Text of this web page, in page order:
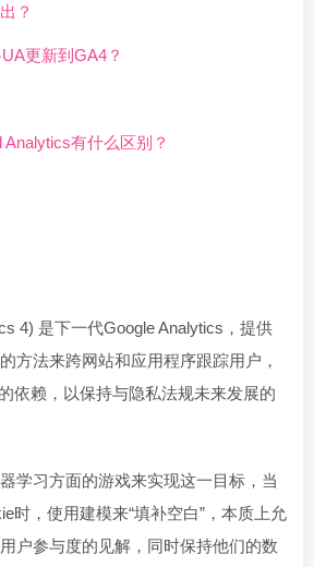
？
更新到GA4？
有什么区别？
4) 是下一代Google Analytics，提供
方法来跨网站和应用程序跟踪用户，
依赖，以保持与隐私法规未来发展的
学习方面的游戏来实现这一目标，当
时，使用建模来“填补空白”，本质上允
户参与度的见解，同时保持他们的数